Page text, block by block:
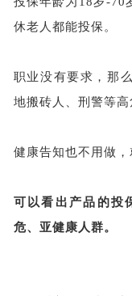
休老人都能投保。
职业没有要求，那
地搬砖人、刑警等高
健康告知也不用做，
可以看出产品的投
危、亚健康人群。